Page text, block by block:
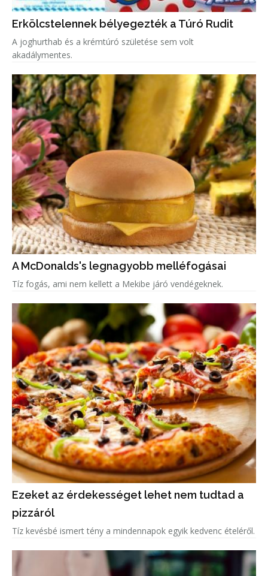
Erkölcstelennek bélyegezték a Túró Rudit
A joghurthab és a krémtúró születése sem volt
akadálymentes.
A McDonalds's legnagyobb melléfogásai
Tíz fogás, ami nem kellett a Mekibe járó vendégeknek.
Ezeket az érdekességet lehet nem tudtad a
pizzáról
Tíz kevésbé ismert tény a mindennapok egyik kedvenc ételéről.